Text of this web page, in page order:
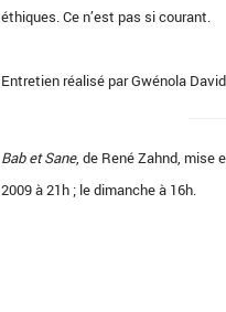
éthiques. Ce n’est pas si courant.
Entretien réalisé par Gwénola David
Bab et Sane, de René Zahnd, mise
2009 à 21h ; le dimanche à 16h.